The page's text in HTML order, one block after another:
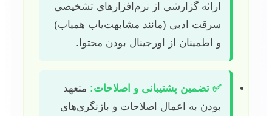
ارائه گزارشی از نرم‌افزارهای تشخیصی
سرقت ادبی (مانند مشابهت‌یاب همیاب)
و اطمینان از اورجینال بودن محتوا.
✅ تضمین پشتیبانی و اصلاحات:متعهد
بودن به اعمال اصلاحات و بازنگری‌های